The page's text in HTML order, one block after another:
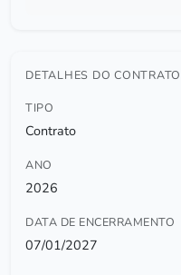
DETALHES DO CONTRATO
TIPO
Contrato
ANO
2026
DATA DE ENCERRAMENTO
07/01/2027